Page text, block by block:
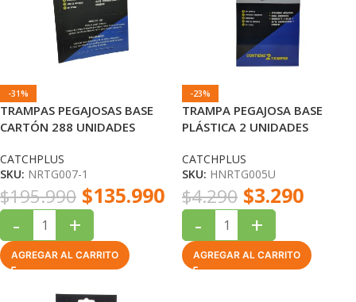
-31%
TRAMPAS PEGAJOSAS BASE
CARTÓN 288 UNIDADES
CATCHPLUS
SKU: NRTG007-1
$195.990 $135.990
- +
AGREGAR AL CARRITO
-23%
TRAMPA PEGAJOSA BASE
PLÁSTICA 2 UNIDADES
CATCHPLUS
SKU: HNRTG005U
$4.290 $3.290
- +
AGREGAR AL CARRITO